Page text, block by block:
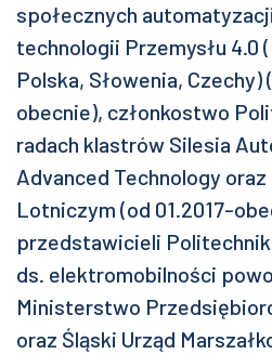
społecznych
technologii Przemysłu 4.0
Polska, Słowenia, Czechy)
obecnie), członkostwo
radach klastrów Silesia
Advanced Technology
Lotniczym (od 01.2017-
przedstawicieli
ds. elektromobilności
Ministerstwo
oraz Śląski Urząd